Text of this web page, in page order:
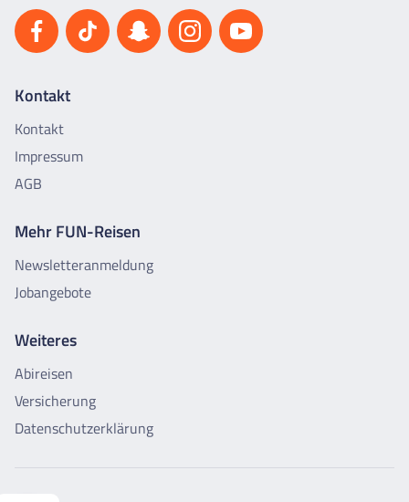
Kontakt
Kontakt
Impressum
AGB
Mehr FUN-Reisen
Newsletteranmeldung
Jobangebote
Weiteres
Abireisen
Versicherung
Datenschutzerklärung